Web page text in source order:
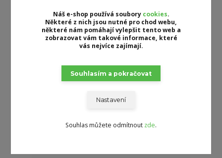
ZERAV bíle panašovaný, dílec 50 x 50 cm
bez DPH
Náš e-shop používá soubory cookies.
Některé z nich jsou nutné pro chod webu,
některé nám pomáhají vylepšit tento web a
zobrazovat vám takové informace, které
vás nejvíce zajímají.
Nastavení
Souhlasím a pokračovat
Souhlas můžete odmítnout zde.